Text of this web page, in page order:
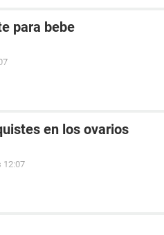
para bebe
en los ovarios
12:07